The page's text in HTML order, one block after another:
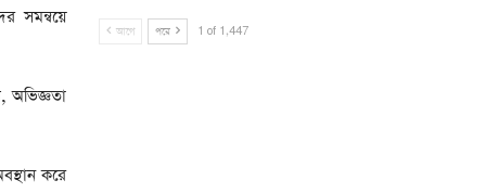
সমন্বয়ে
অভিজ্ঞতা
করে
আগে পরে 1 of 1,447